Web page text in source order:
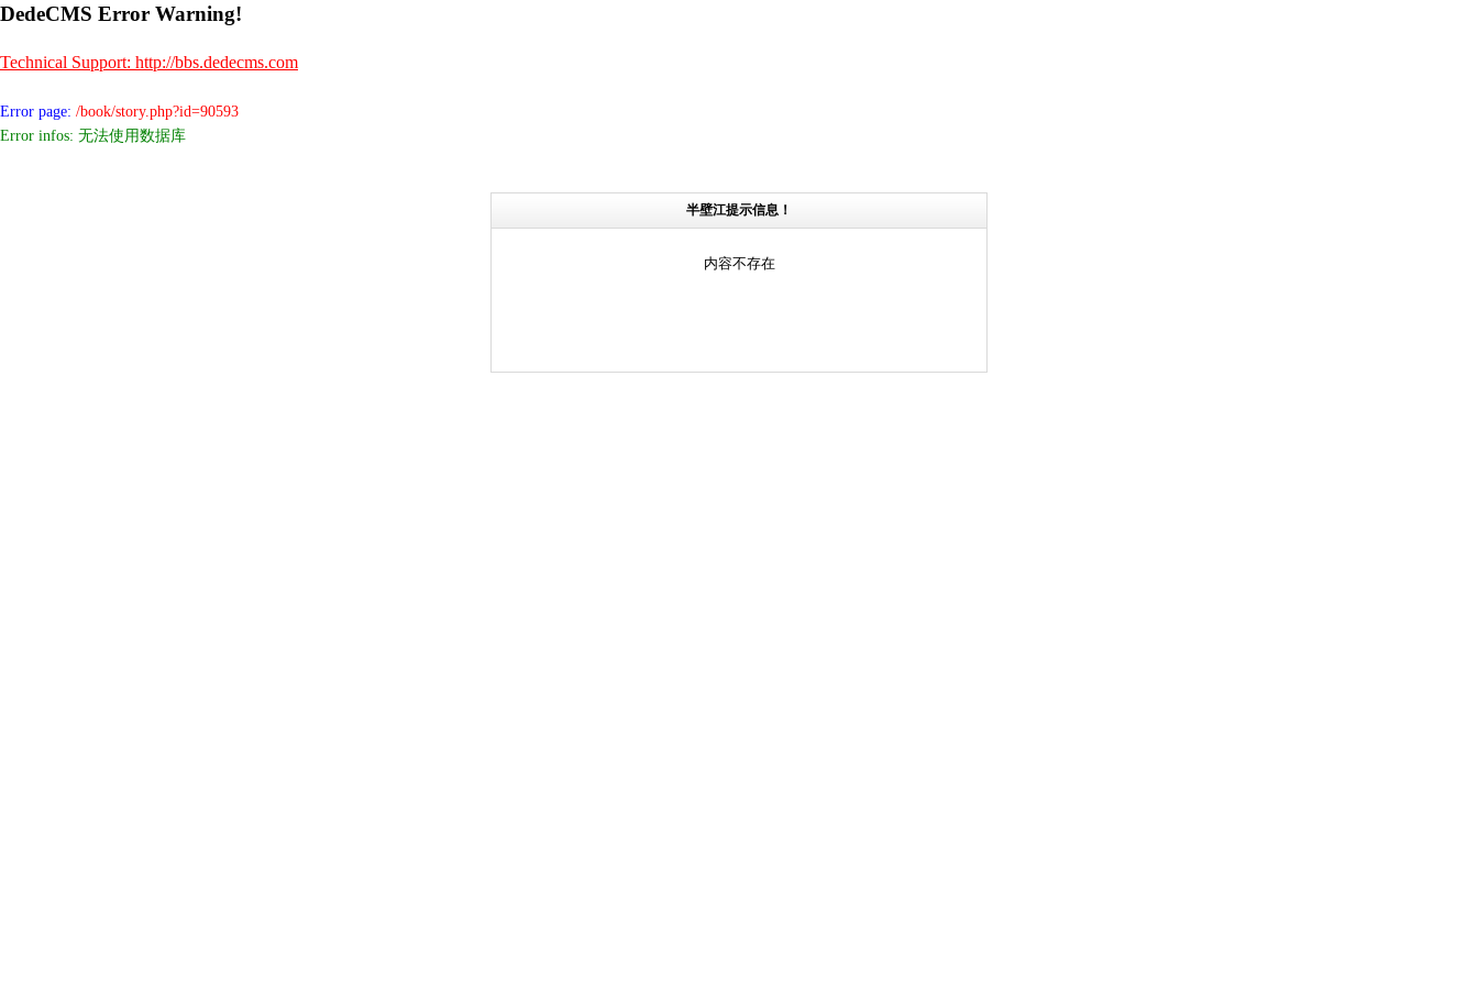
DedeCMS Error Warning!
Technical Support: http://bbs.dedecms.com
Error page: /book/story.php?id=90593
Error infos: 无法使用数据库
半壁江提示信息！
内容不存在